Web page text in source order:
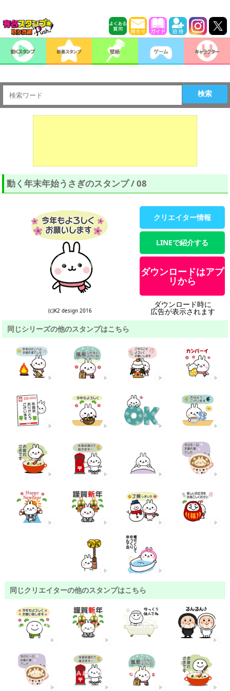
検索
動く年末年始うさぎのスタンプ / 08
(c)K2 design 2016
クリエイター情報
LINEで紹介する
ダウンロードはアプ
リから
ダウンロード時に
広告が表示されます
同じシリーズの他のスタンプはこちら
同じクリエイターの他のスタンプはこちら